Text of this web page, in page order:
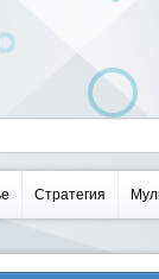
Стратегия